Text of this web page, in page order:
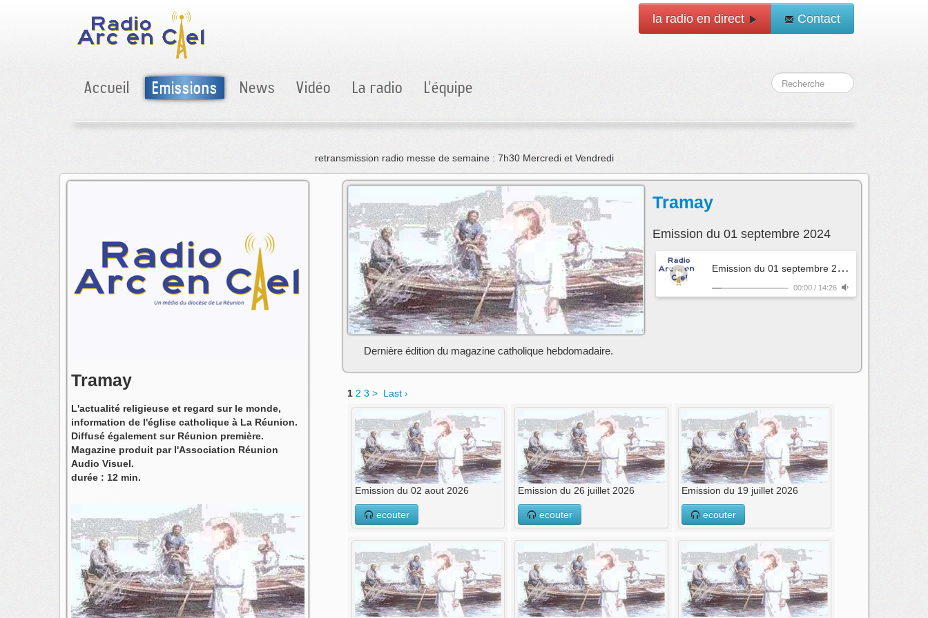
la radio en direct Contact
Accueil Emissions News Vidéo La radio L'équipe
retransmission radio messe de semaine : 7h30 Mercredi et Vendredi
Tramay
L'actualité religieuse et regard sur le monde,
information de l'église catholique à La Réunion.
Diffusé également sur Réunion première.
Magazine produit par l'Association Réunion
Audio Visuel.
durée : 12 min.
Tramay
Emission du 01 septembre 2024
E
mission du 01 septembre 2024
00:00/ 14:26
Dernière édition du magazine catholique hebdomadaire.
1 2 3 > Last ›
Emission du 02 aout 2026
ecouter
Emission du 26 juillet 2026
ecouter
Emission du 19 juillet 2026
ecouter